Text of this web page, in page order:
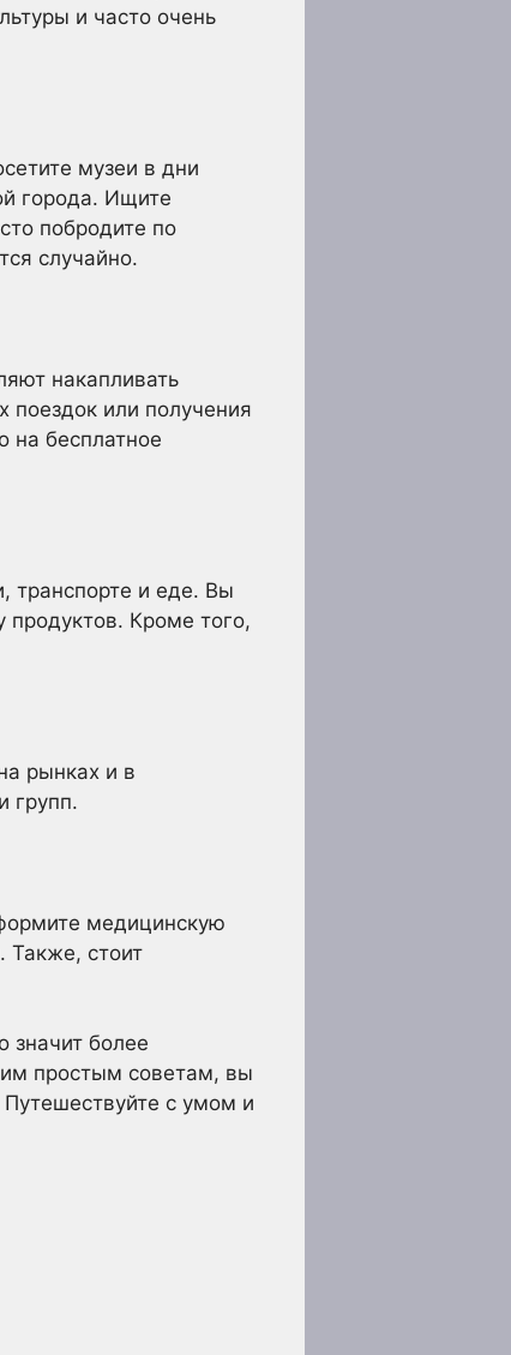
и часто очень
музеи в дни
города. Ищите
побродите по
случайно.
накапливать
поездок или получения
на бесплатное
транспорте и еде. Вы
продуктов. Кроме того,
рынках и в
групп.
медицинскую
Также, стоит
значит более
простым советам, вы
с умом и